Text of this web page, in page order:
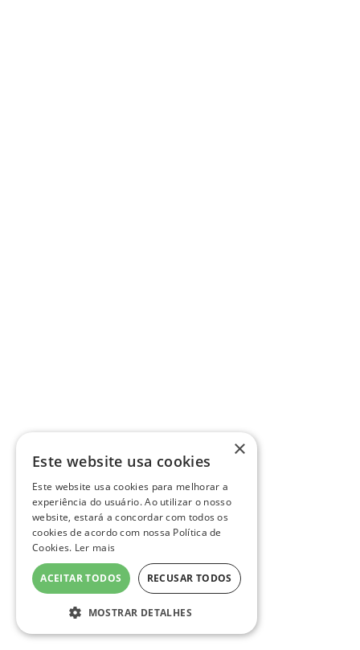
×
Este website usa cookies
Este website usa cookies para melhorar a
experiência do usuário. Ao utilizar o nosso
website, estará a concordar com todos os
cookies de acordo com nossa Política de
Cookies. Ler mais
ACEITAR TODOS RECUSAR TODOS
MOSTRAR DETALHES